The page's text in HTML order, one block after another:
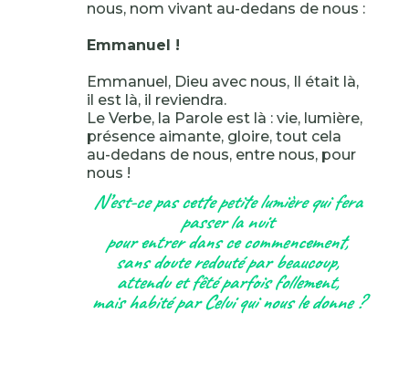
nous, nom vivant au-dedans de nous :
Emmanuel !
Emmanuel, Dieu avec nous, Il était là,
il est là, il reviendra.
Le Verbe, la Parole est là : vie, lumière,
présence aimante, gloire, tout cela
au-dedans de nous, entre nous, pour
nous !
N’est-ce pas cette petite lumière qui fera
passer la nuit
pour entrer dans ce commencement,
sans doute redouté par beaucoup,
attendu et fêté parfois follement,
mais habité par Celui qui nous le donne ?